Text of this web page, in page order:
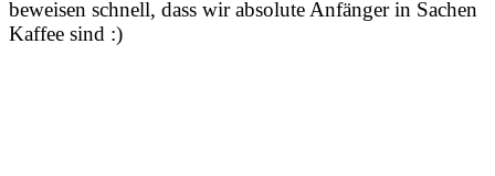
beweisen schnell, dass wir absolute Anfänger in Sachen
Kaffee sind :)